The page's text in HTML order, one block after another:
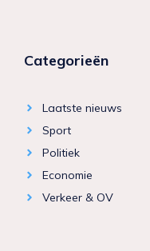
Categorieën
Laatste nieuws
Sport
Politiek
Economie
Verkeer & OV